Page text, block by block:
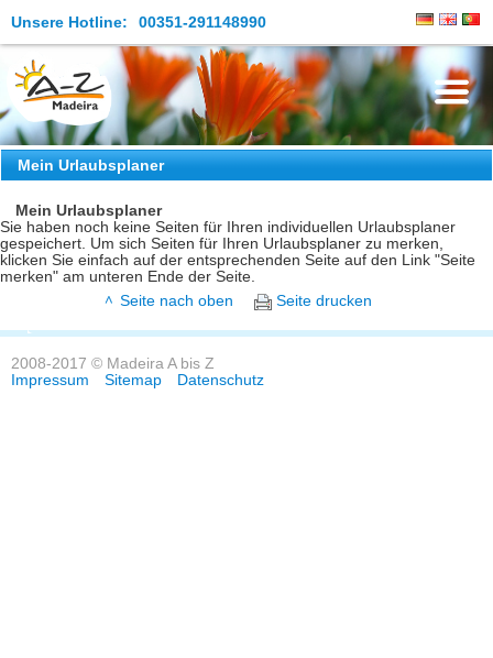
Unsere Hotline: 00351-291148990
Die Insel
Madeira Erleben
Aktuelles
Reiseangebote
Kontakt
Mein Urlaubsplaner
Mein Urlaubsplaner
Sie haben noch keine Seiten für Ihren individuellen Urlaubsplaner
gespeichert. Um sich Seiten für Ihren Urlaubsplaner zu merken,
klicken Sie einfach auf der entsprechenden Seite auf den Link "Seite
merken" am unteren Ende der Seite.
Seite nach oben
Seite drucken
2008-2017 © Madeira A bis Z
Impressum
Sitemap Datenschutz